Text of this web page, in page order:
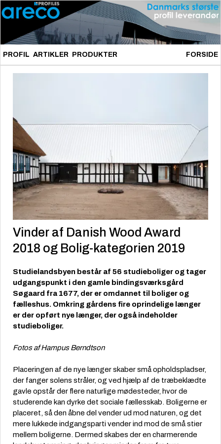
PROFIL ARTIKLER PRODUKTER FORSIDE
Vinder af Danish Wood Award
2018 og Bolig-kategorien 2019
Studielandsbyen består af 56 studieboliger og tager
udgangspunkt i den gamle bindingsværksgård
Søgaard fra 1677, der er omdannet til boliger og
fælleshus. Omkring gårdens fire oprindelige længer
er der opført nye længer, der også indeholder
studieboliger.
Fotos af Hampus Berndtson
Placeringen af de nye længer skaber små opholdspladser,
der fanger solens stråler, og ved hjælp af de træbeklædte
gavle opstår der flere naturlige mødesteder, hvor de
studerende kan dyrke det sociale fællesskab. Boligerne er
placeret, så den åbne del vender ud mod naturen, og det
mere lukkede indgangsparti vender ind mod de små stier
mellem boligerne. Dermed skabes der en charmerende